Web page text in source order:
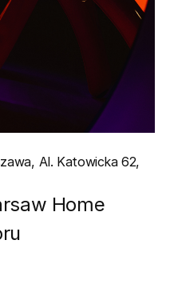
Al. Katowicka 62,
Home